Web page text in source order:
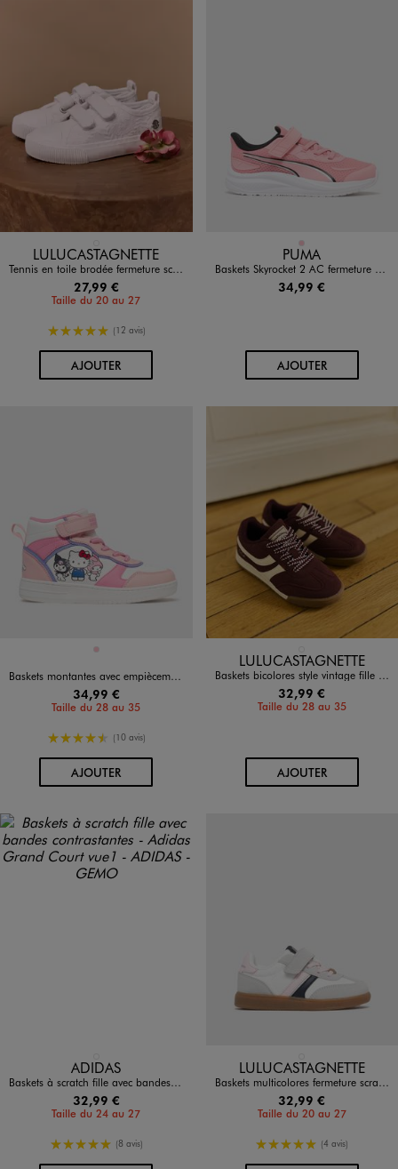
Disponible en 1 coloris
LULUCASTAGNETTE
Tennis en toile brodée fermeture scratch fille - LuluCastagnette
27,99 €
Taille du 20 au 27
5/5 de moyenne
(12 avis)
AJOUTERAU PANIER
Disponible en 1 coloris
PUMA
Baskets Skyrocket 2 AC fermeture scratch fille - Puma
34,99 €
AJOUTERAU PANIER
Disponible en 1 coloris
ROSE
Baskets montantes avec empiècements colorés fille - Hello Kitty
34,99 €
Taille du 28 au 35
4.5/5 de moyenne
(10 avis)
AJOUTERAU PANIER
Disponible en 1 coloris
LULUCASTAGNETTE
Baskets bicolores style vintage fille - LuluCastagnette
32,99 €
Taille du 28 au 35
AJOUTERAU PANIER
Disponible en 1 coloris
ADIDAS
Baskets à scratch fille avec bandes contrastantes - Adidas Grand Court
32,99 €
Taille du 24 au 27
5/5 de moyenne
(8 avis)
Disponible en 1 coloris
LULUCASTAGNETTE
Baskets multicolores fermeture scratch fille - LuluCastagnette
32,99 €
Taille du 20 au 27
5/5 de moyenne
(4 avis)